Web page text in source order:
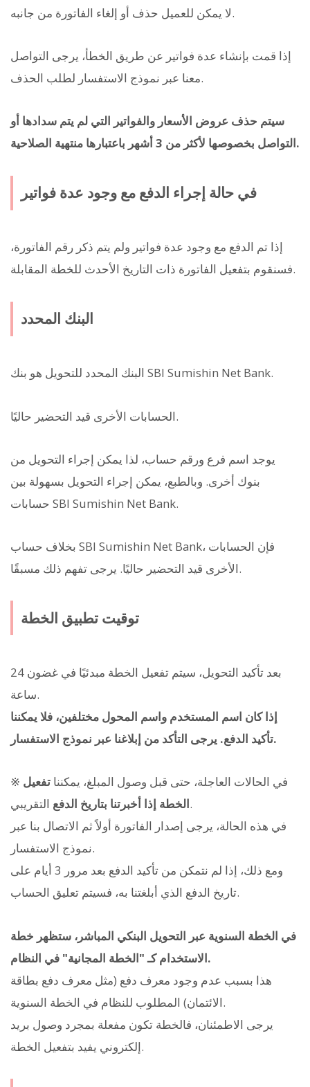
لا يمكن للعميل حذف أو إلغاء الفاتورة من جانبه.
إذا قمت بإنشاء عدة فواتير عن طريق الخطأ، يرجى التواصل
معنا عبر نموذج الاستفسار لطلب الحذف.
سيتم حذف عروض الأسعار والفواتير التي لم يتم سدادها أو
التواصل بخصوصها لأكثر من 3 أشهر باعتبارها منتهية الصلاحية.
في حالة إجراء الدفع مع وجود عدة فواتير
إذا تم الدفع مع وجود عدة فواتير ولم يتم ذكر رقم الفاتورة،
فسنقوم بتفعيل الفاتورة ذات التاريخ الأحدث للخطة المقابلة.
البنك المحدد
البنك المحدد للتحويل هو بنك SBI Sumishin Net Bank.
الحسابات الأخرى قيد التحضير حاليًا.
يوجد اسم فرع ورقم حساب، لذا يمكن إجراء التحويل من
بنوك أخرى. وبالطبع، يمكن إجراء التحويل بسهولة بين
حسابات SBI Sumishin Net Bank.
بخلاف حساب SBI Sumishin Net Bank، فإن الحسابات
الأخرى قيد التحضير حاليًا. يرجى تفهم ذلك مسبقًا.
توقيت تطبيق الخطة
بعد تأكيد التحويل، سيتم تفعيل الخطة مبدئيًا في غضون 24
ساعة.
إذا كان اسم المستخدم واسم المحول مختلفين، فلا يمكننا
تأكيد الدفع. يرجى التأكد من إبلاغنا عبر نموذج الاستفسار.
※ في الحالات العاجلة، حتى قبل وصول المبلغ، يمكننا تفعيل
الخطة إذا أخبرتنا بتاريخ الدفعالتقريبي.
في هذه الحالة، يرجى إصدار الفاتورة أولاً ثم الاتصال بنا عبر
نموذج الاستفسار.
ومع ذلك، إذا لم نتمكن من تأكيد الدفع بعد مرور 3 أيام على
تاريخ الدفع الذي أبلغتنا به، فسيتم تعليق الحساب.
في الخطة السنوية عبر التحويل البنكي المباشر، ستظهر خطة
الاستخدام كـ "الخطة المجانية" في النظام.
هذا بسبب عدم وجود معرف دفع (مثل معرف دفع بطاقة
الائتمان) المطلوب للنظام في الخطة السنوية.
يرجى الاطمئنان، فالخطة تكون مفعلة بمجرد وصول بريد
إلكتروني يفيد بتفعيل الخطة.